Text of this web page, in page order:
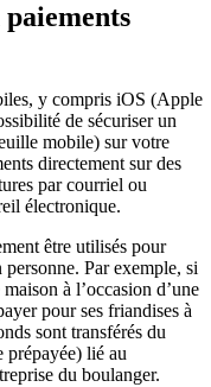
y compris iOS (Apple
de sécuriser un
mobile) sur votre
directement sur des
par courriel ou
électronique.
être utilisés pour
Par exemple, si
à l’occasion d’une
pour ses friandises à
sont transférés du
prépayée) lié au
du boulanger.